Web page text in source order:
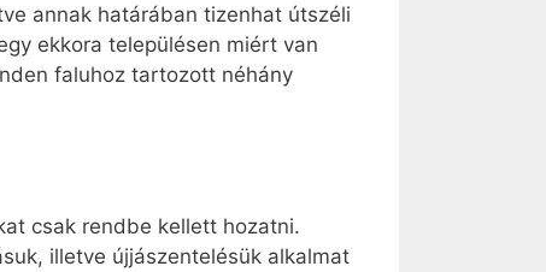
annak határában tizenhat útszéli
ekkora településen miért van
faluhoz tartozott néhány
csak rendbe kellett hozatni.
illetve újjászentelésük alkalmat